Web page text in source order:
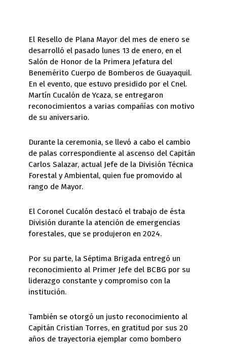
El Resello de Plana Mayor del mes de enero se
desarrolló el pasado lunes 13 de enero, en el
Salón de Honor de la Primera Jefatura del
Benemérito Cuerpo de Bomberos de Guayaquil.
En el evento, que estuvo presidido por el Cnel.
Martín Cucalón de Ycaza, se entregaron
reconocimientos a varias compañías con motivo
de su aniversario.
Durante la ceremonia, se llevó a cabo el cambio
de palas correspondiente al ascenso del Capitán
Carlos Salazar, actual Jefe de la División Técnica
Forestal y Ambiental, quien fue promovido al
rango de Mayor.
El Coronel Cucalón destacó el trabajo de ésta
División durante la atención de emergencias
forestales, que se produjeron en 2024.
Por su parte, la Séptima Brigada entregó un
reconocimiento al Primer Jefe del BCBG por su
liderazgo constante y compromiso con la
institución.
También se otorgó un justo reconocimiento al
Capitán Cristian Torres, en gratitud por sus 20
años de trayectoria ejemplar como bombero